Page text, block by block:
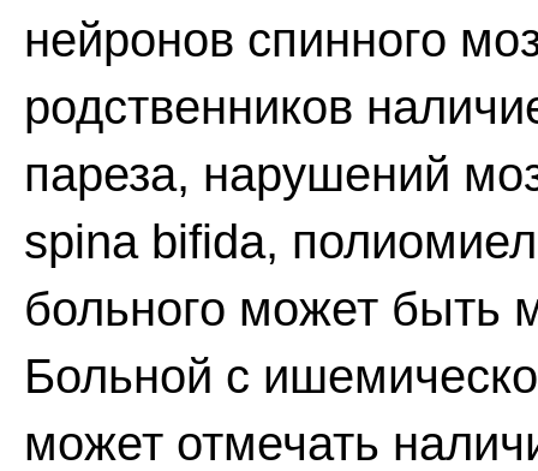
нейронов спинного
родственников
пареза, нарушений
spina bifida,
больного может
Больной с
может отмечать